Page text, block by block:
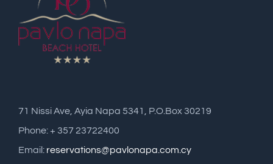
71 Nissi Ave, Ayia Napa 5341, P.O.Box 30219
Phone: + 357 23722400
Email: reservations@pavlonapa.com.cy